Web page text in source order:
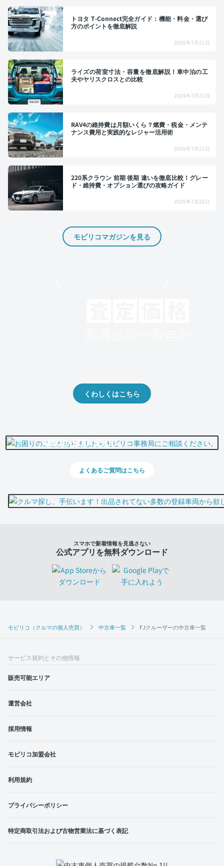
モビリコ（クルマの個人売買） 中古車一覧 FJクルーザーの中古車一覧
トヨタ T-Connect完全ガイド：機能・料金・選び
方のポイントを徹底解説
2026年7月21日
ライズの荷室寸法・容量を徹底解説！車中泊の工
夫やヤリスクロスとの比較
2026年7月21日
RAV4の維持費は月額いくら？燃費・税金・メンテ
ナンス費用と実践的なレジャー活用術
2026年7月21日
220系クラウン 前期 後期 違いを徹底比較！グレー
ド・維持費・オプション選びの攻略ガイド
2026年7月21日
モビリコマガジンを見る
くわしくはこちら
0800-500-5500
よくあるご質問はこちら
スマホで新着情報を見逃さない
公式アプリを無料ダウンロード
サービス規約とその他情報
販売可能エリア
運営会社
採用情報
モビリコ加盟会社
利用規約
プライバシーポリシー
特定商取引法および古物営業法に基づく表記